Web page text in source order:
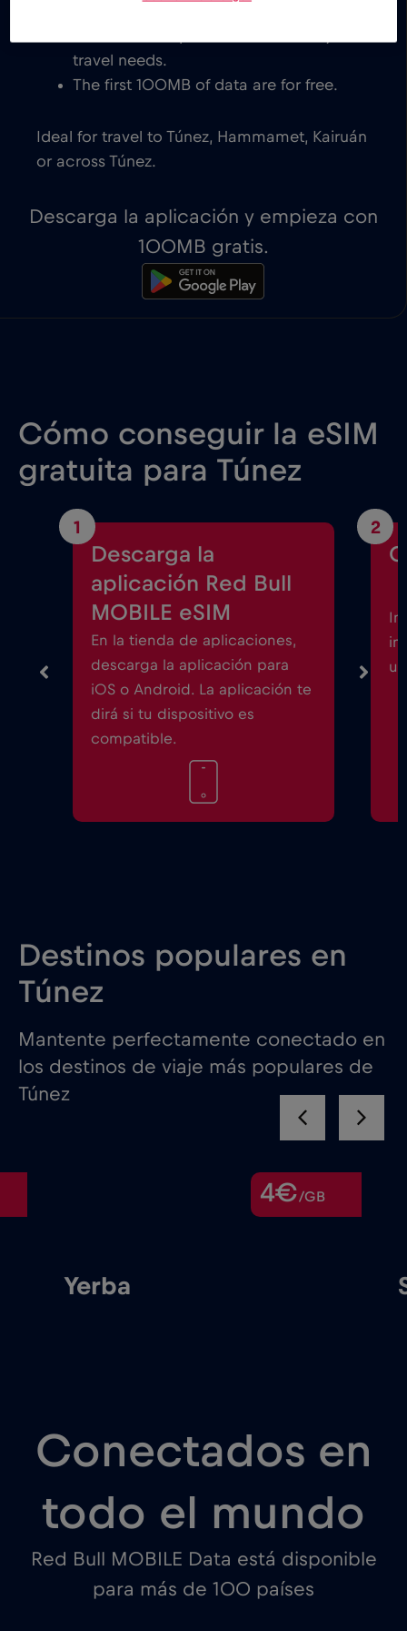
travel needs.
The first 100MB of data are for free.
Ideal for travel to Túnez, Hammamet, Kairuán
or across Túnez.
Descarga la aplicación y empieza con
100MB gratis.
Cómo conseguir la eSIM
gratuita para Túnez
1
Descarga la
aplicación Red Bull
MOBILE eSIM
En la tienda de aplicaciones,
descarga la aplicación para
iOS o Android. La aplicación te
dirá si tu dispositivo es
compatible.
2
Destinos populares en
Túnez
Mantente perfectamente conectado en
los destinos de viaje más populares de
Túnez
4€/GB
Yerba
Conectados en
todo el mundo
Red Bull MOBILE Data está disponible
para más de 100 países